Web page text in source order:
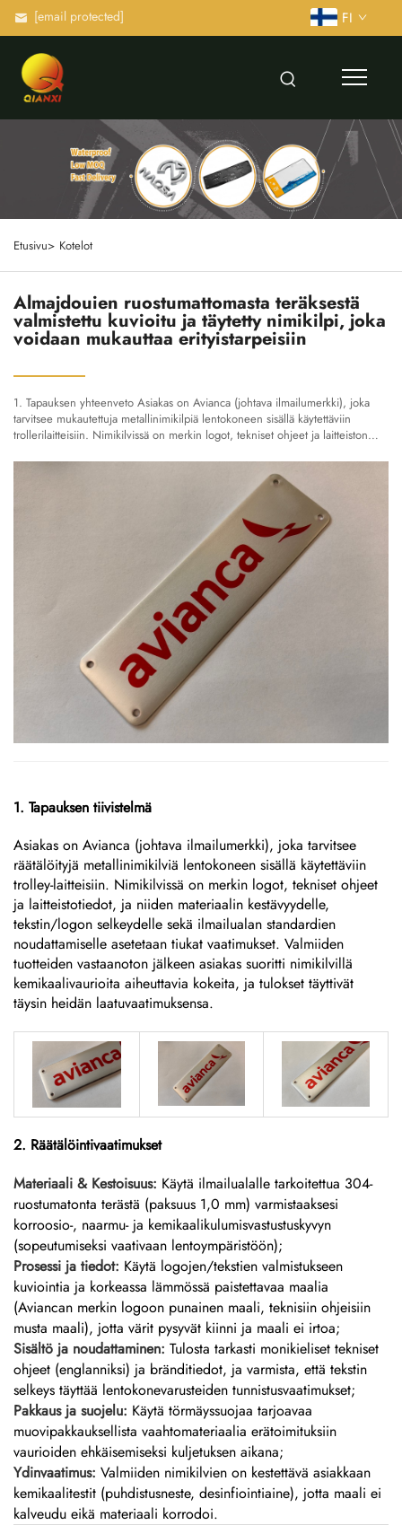
[email protected] FI
Etusivu> Kotelot
Almajdouien ruostumattomasta teräksestä
valmistettu kuvioitu ja täytetty nimikilpi, joka
voidaan mukauttaa erityistarpeisiin
1. Tapauksen yhteenveto Asiakas on Avianca (johtava ilmailumerkki), joka
tarvitsee mukautettuja metallinimikilpiä lentokoneen sisällä käytettäviin
trollerilaitteisiin. Nimikilvissä on merkin logot, tekniset ohjeet ja laitteiston
1. Tapauksen tiivistelmä
Asiakas on Avianca (johtava ilmailumerkki), joka tarvitsee
räätälöityjä metallinimikilviä lentokoneen sisällä käytettäviin
trolley-laitteisiin. Nimikilvissä on merkin logot, tekniset ohjeet
ja laitteistotiedot, ja niiden materiaalin kestävyydelle,
tekstin/logon selkeydelle sekä ilmailualan standardien
noudattamiselle asetetaan tiukat vaatimukset. Valmiiden
tuotteiden vastaanoton jälkeen asiakas suoritti nimikilvillä
kemikaalivaurioita aiheuttavia kokeita, ja tulokset täyttivät
täysin heidän laatuvaatimuksensa.
2. Räätälöintivaatimukset
Materiaali & Kestoisuus: Käytä ilmailualalle tarkoitettua 304-
ruostumatonta terästä (paksuus 1,0 mm) varmistaaksesi
korroosio-, naarmu- ja kemikaalikulumisvastustuskyvyn
(sopeutumiseksi vaativaan lentoympäristöön);
Prosessi ja tiedot: Käytä logojen/tekstien valmistukseen
kuviointia ja korkeassa lämmössä paistettavaa maalia
(Aviancan merkin logoon punainen maali, teknisiin ohjeisiin
musta maali), jotta värit pysyvät kiinni ja maali ei irtoa;
Sisältö ja noudattaminen: Tulosta tarkasti monikieliset tekniset
ohjeet (englanniksi) ja bränditiedot, ja varmista, että tekstin
selkeys täyttää lentokonevarusteiden tunnistusvaatimukset;
Pakkaus ja suojelu: Käytä törmäyssuojaa tarjoavaa
muovipakkauksellista vaahtomateriaalia erätoimituksiin
vaurioiden ehkäisemiseksi kuljetuksen aikana;
Ydinvaatimus: Valmiiden nimikilvien on kestettävä asiakkaan
kemikaalitestit (puhdistusneste, desinfiointiaine), jotta maali ei
kalveudu eikä materiaali korrodoi.